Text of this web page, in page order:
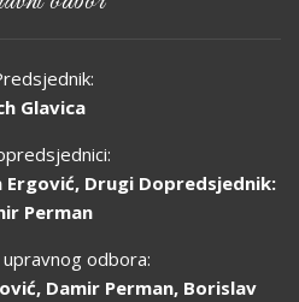
Glavica
Drugi Dopredsjednik:
Perman
upravnog odbora:
Damir Perman, Borislav